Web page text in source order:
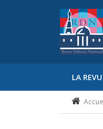
LA